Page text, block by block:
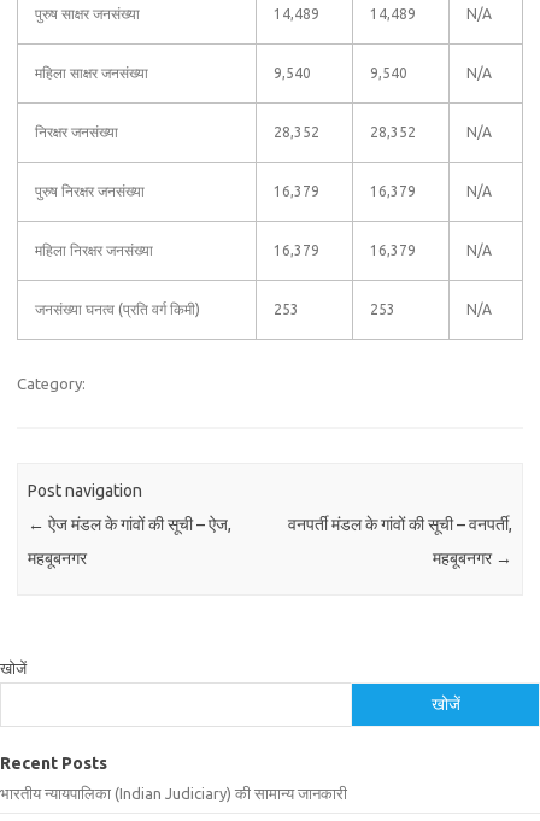
पुरुष साक्षर जनसंख्या 14,489 14,489 N/A
महिला साक्षर जनसंख्या 9,540 9,540 N/A
निरक्षर जनसंख्या 28,352 28,352 N/A
पुरुष निरक्षर जनसंख्या 16,379 16,379 N/A
महिला निरक्षर जनसंख्या 16,379 16,379 N/A
जनसंख्या घनत्व (प्रति वर्ग किमी) 253 253 N/A
Category:
Post navigation
← ऐज मंडल के गांवों की सूची – ऐज,
महबूबनगर
वनपर्ती मंडल के गांवों की सूची – वनपर्ती,
महबूबनगर →
खोजें
खोजें
Recent Posts
भारतीय न्यायपालिका (Indian Judiciary) की सामान्य जानकारी